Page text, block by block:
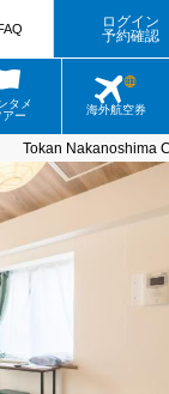
タメ
アー
海外航空券
ログイン
予約確認
Tokan Nakanoshima